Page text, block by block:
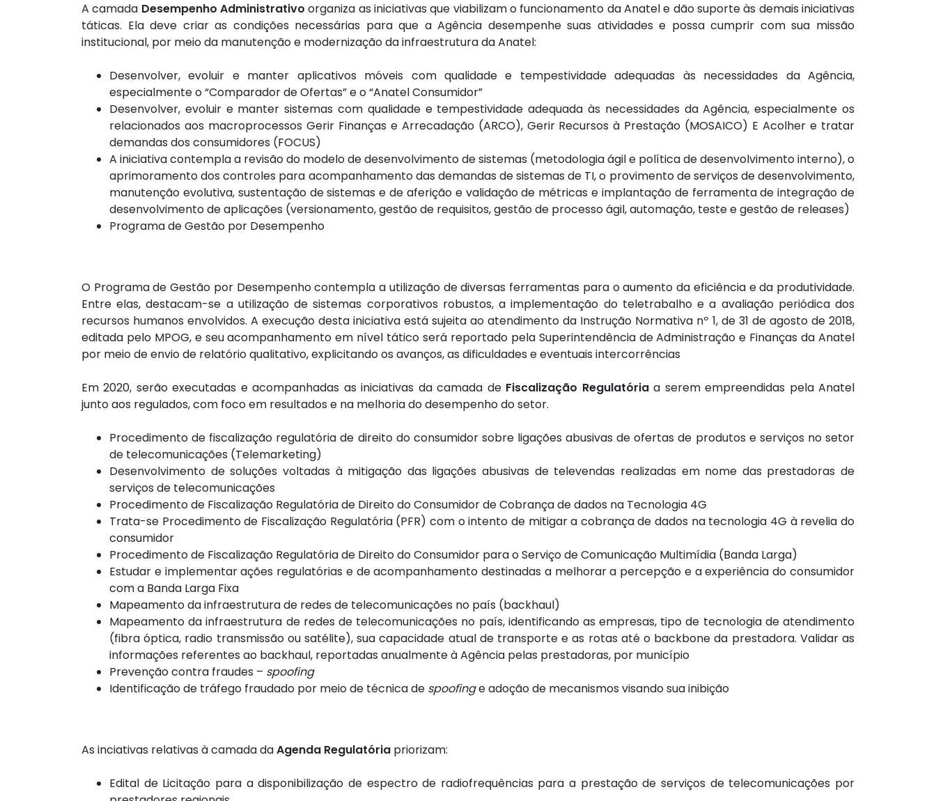
A camada Desempenho Administrativo organiza as iniciativas que viabilizam o funcionamento da Anatel e dão suporte às demais iniciativas
táticas. Ela deve criar as condições necessárias para que a Agência desempenhe suas atividades e possa cumprir com sua missão
institucional, por meio da manutenção e modernização da infraestrutura da Anatel:
Desenvolver, evoluir e manter aplicativos móveis com qualidade e tempestividade adequadas às necessidades da Agência,
especialmente o “Comparador de Ofertas” e o “Anatel Consumidor”
Desenvolver, evoluir e manter sistemas com qualidade e tempestividade adequada às necessidades da Agência, especialmente os
relacionados aos macroprocessos Gerir Finanças e Arrecadação (ARCO), Gerir Recursos à Prestação (MOSAICO) E Acolher e tratar
demandas dos consumidores (FOCUS)
A iniciativa contempla a revisão do modelo de desenvolvimento de sistemas (metodologia ágil e política de desenvolvimento interno), o
aprimoramento dos controles para acompanhamento das demandas de sistemas de TI, o provimento de serviços de desenvolvimento,
manutenção evolutiva, sustentação de sistemas e de aferição e validação de métricas e implantação de ferramenta de integração de
desenvolvimento de aplicações (versionamento, gestão de requisitos, gestão de processo ágil, automação, teste e gestão de releases)
Programa de Gestão por Desempenho
O Programa de Gestão por Desempenho contempla a utilização de diversas ferramentas para o aumento da eficiência e da produtividade.
Entre elas, destacam-se a utilização de sistemas corporativos robustos, a implementação do teletrabalho e a avaliação periódica dos
recursos humanos envolvidos. A execução desta iniciativa está sujeita ao atendimento da Instrução Normativa nº 1, de 31 de agosto de 2018,
editada pelo MPOG, e seu acompanhamento em nível tático será reportado pela Superintendência de Administração e Finanças da Anatel
por meio de envio de relatório qualitativo, explicitando os avanços, as dificuldades e eventuais intercorrências
Em 2020, serão executadas e acompanhadas as iniciativas da camada de Fiscalização Regulatóriaa serem empreendidas pela Anatel
junto aos regulados, com foco em resultados e na melhoria do desempenho do setor.
Procedimento de fiscalização regulatória de direito do consumidor sobre ligações abusivas de ofertas de produtos e serviços no setor
de telecomunicações (Telemarketing)
Desenvolvimento de soluções voltadas à mitigação das ligações abusivas de televendas realizadas em nome das prestadoras de
serviços de telecomunicações
Procedimento de Fiscalização Regulatória de Direito do Consumidor de Cobrança de dados na Tecnologia 4G
Trata-se Procedimento de Fiscalização Regulatória (PFR) com o intento de mitigar a cobrança de dados na tecnologia 4G à revelia do
consumidor
Procedimento de Fiscalização Regulatória de Direito do Consumidor para o Serviço de Comunicação Multimídia (Banda Larga)
Estudar e implementar ações regulatórias e de acompanhamento destinadas a melhorar a percepção e a experiência do consumidor
com a Banda Larga Fixa
Mapeamento da infraestrutura de redes de telecomunicações no país (backhaul)
Mapeamento da infraestrutura de redes de telecomunicações no país, identificando as empresas, tipo de tecnologia de atendimento
(fibra óptica, radio transmissão ou satélite), sua capacidade atual de transporte e as rotas até o backbone da prestadora. Validar as
informações referentes ao backhaul, reportadas anualmente à Agência pelas prestadoras, por município
Prevenção contra fraudes – spoofing
Identificação de tráfego fraudado por meio de técnica de spoofinge adoção de mecanismos visando sua inibição
As inciativas relativas à camada daAgenda Regulatória priorizam:
Edital de Licitação para a disponibilização de espectro de radiofrequências para a prestação de serviços de telecomunicações por